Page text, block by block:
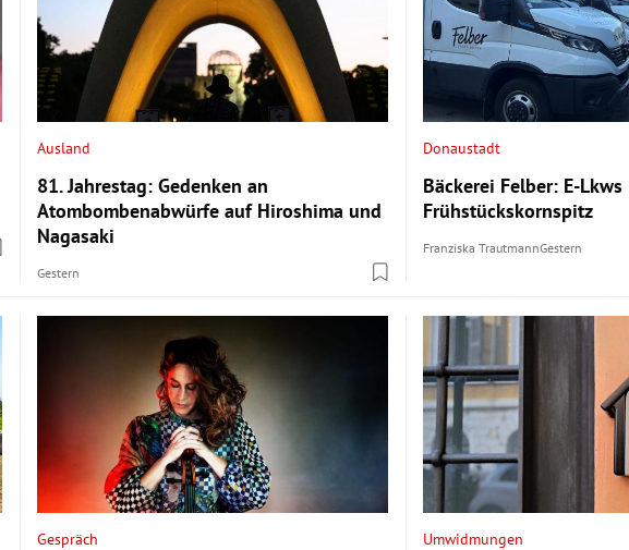
Ausland
81. Jahrestag: Gedenken an
Atombombenabwürfe auf Hiroshima und
Nagasaki
Gestern
Donaustadt
Bäckerei Felber: E-
Frühstückskornspitz
Franziska TrautmannGestern
Gespräch Umwidmungen